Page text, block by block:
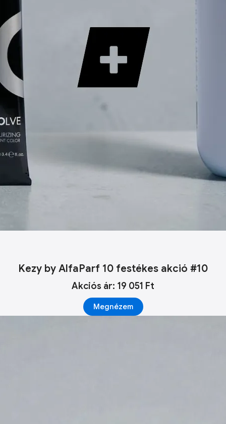
Kezy by AlfaParf 10 festékes akció #10
Akciós ár: 19 051 Ft
Megnézem